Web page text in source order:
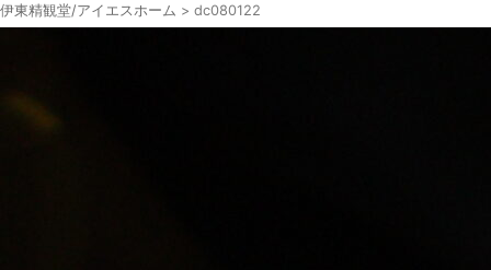
伊東精観堂/アイエスホーム > dc080122